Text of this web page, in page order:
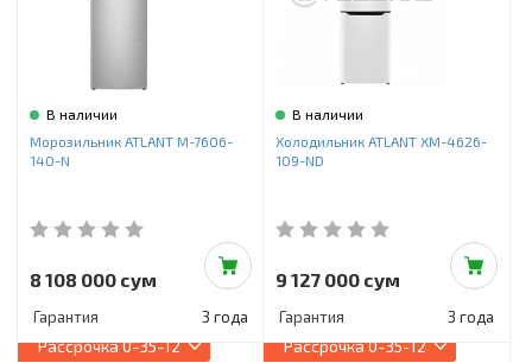
В наличии
Морозильник ATLANT М-7606-
140-N
8 108 000 сум
Гарантия 3 года
В наличии
Холодильник ATLANT ХМ-4626-
109-ND
9 127 000 сум
Гарантия 3 года
Рассрочка0-35-12 Рассрочка0-35-12